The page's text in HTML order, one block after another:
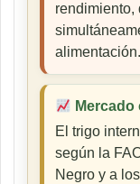
rendimiento,
alimentación.
Mercado
El trigo
según la
Negro y a